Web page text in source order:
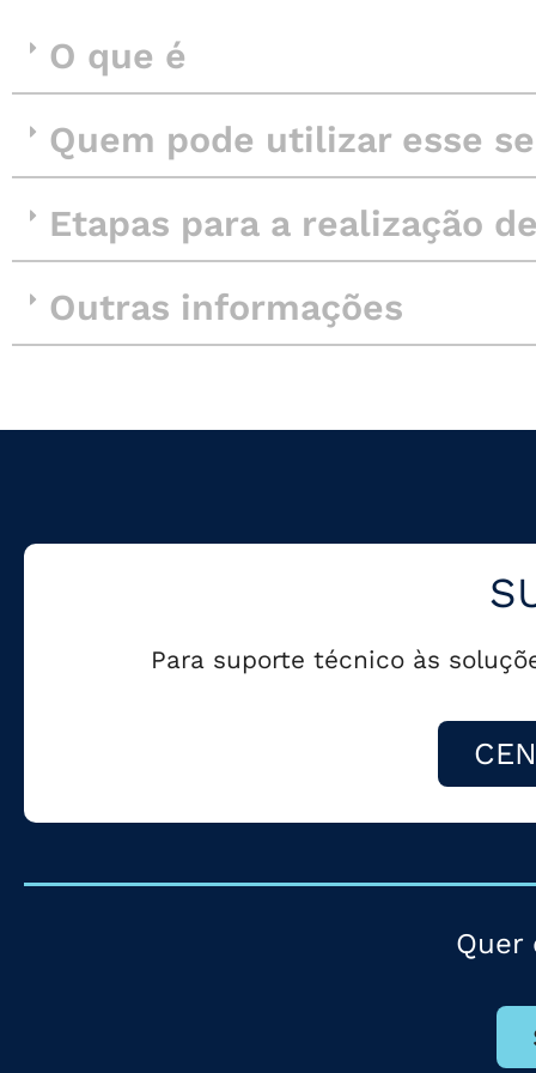
O que é
Quem pode utilizar esse
Etapas para a realização
Outras informações
Para suporte técnico às
Quer